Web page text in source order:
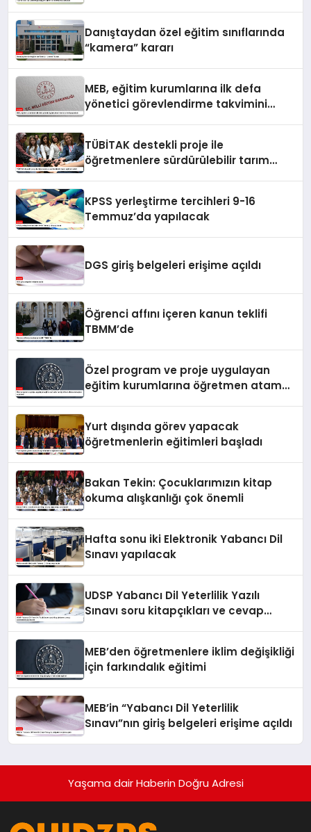
Danıştaydan özel eğitim sınıflarında
“kamera” kararı
MEB, eğitim kurumlarına ilk defa
yönetici görevlendirme takvimini
TÜBİTAK destekli proje ile
öğretmenlere sürdürülebilir tarım
KPSS yerleştirme tercihleri 9-16
Temmuz’da yapılacak
DGS giriş belgeleri erişime açıldı
Öğrenci affını içeren kanun teklifi
TBMM’de
Özel program ve proje uygulayan
eğitim kurumlarına öğretmen atama
Yurt dışında görev yapacak
öğretmenlerin eğitimleri başladı
Bakan Tekin: Çocuklarımızın kitap
okuma alışkanlığı çok önemli
Hafta sonu iki Elektronik Yabancı Dil
Sınavı yapılacak
UDSP Yabancı Dil Yeterlilik Yazılı
Sınavı soru kitapçıkları ve cevap
MEB’den öğretmenlere iklim değişikliği
için farkındalık eğitimi
MEB’in “Yabancı Dil Yeterlilik
Sınavı”nın giriş belgeleri erişime açıldı
Yaşama dair Haberin Doğru Adresi